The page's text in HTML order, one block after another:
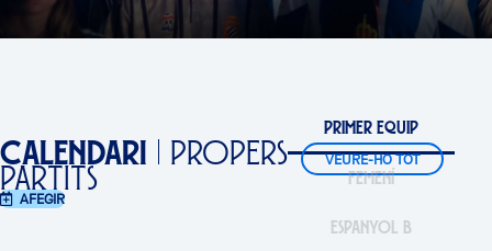
CALENDARI
PROPERS
PARTITS
AFEGIR
PRIMER EQUIP
FEMENÍ
ESPANYOL B
VEURE-HO TOT